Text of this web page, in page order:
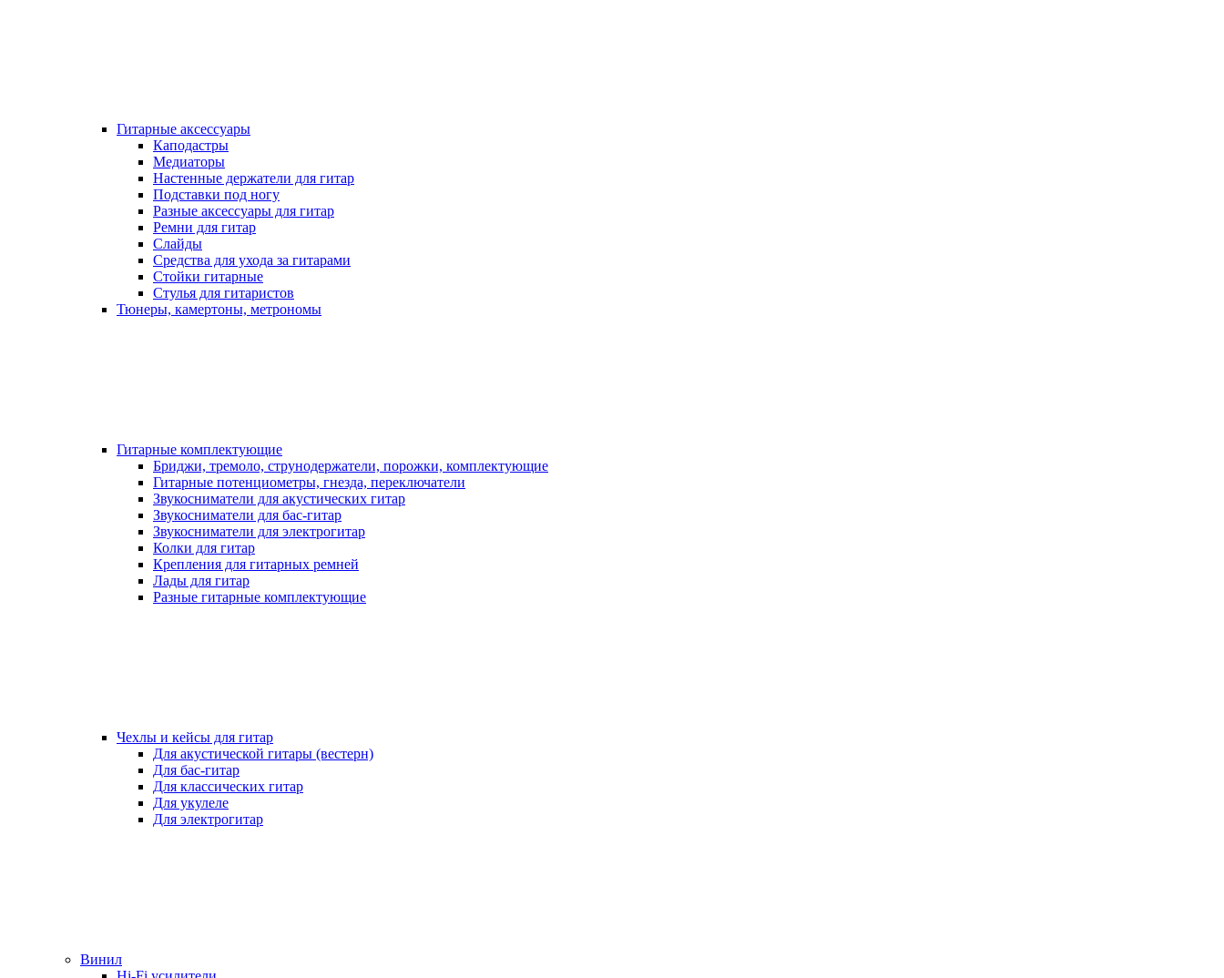
Гитарные аксессуары
Каподастры
Медиаторы
Настенные держатели для гитар
Подставки под ногу
Разные аксессуары для гитар
Ремни для гитар
Слайды
Средства для ухода за гитарами
Стойки гитарные
Стулья для гитаристов
Тюнеры, камертоны, метрономы
Гитарные комплектующие
Бриджи, тремоло, струнодержатели, порожки, комплектующие
Гитарные потенциометры, гнезда, переключатели
Звукосниматели для акустических гитар
Звукосниматели для бас-гитар
Звукосниматели для электрогитар
Колки для гитар
Крепления для гитарных ремней
Лады для гитар
Разные гитарные комплектующие
Чехлы и кейсы для гитар
Для акустической гитары (вестерн)
Для бас-гитар
Для классических гитар
Для укулеле
Для электрогитар
Винил